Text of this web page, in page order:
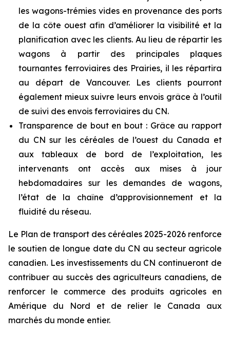
les wagons-trémies vides en provenance des ports
de la côte ouest afin d’améliorer la visibilité et la
planification avec les clients. Au lieu de répartir les
wagons à partir des principales plaques
tournantes ferroviaires des Prairies, il les répartira
au départ de Vancouver. Les clients pourront
également mieux suivre leurs envois grâce à l’outil
de suivi des envois ferroviaires du CN.
Transparence de bout en bout : Grâce au rapport
du CN sur les céréales de l’ouest du Canada et
aux tableaux de bord de l’exploitation, les
intervenants ont accès aux mises à jour
hebdomadaires sur les demandes de wagons,
l’état de la chaîne d’approvisionnement et la
fluidité du réseau.
Le Plan de transport des céréales 2025-2026 renforce
le soutien de longue date du CN au secteur agricole
canadien. Les investissements du CN continueront de
contribuer au succès des agriculteurs canadiens, de
renforcer le commerce des produits agricoles en
Amérique du Nord et de relier le Canada aux
marchés du monde entier.